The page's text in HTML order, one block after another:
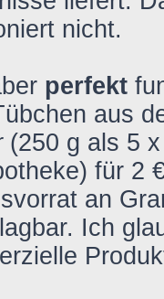
nicht.
perfekt
aus
(250 g als 5 x
für 2
an
Ich